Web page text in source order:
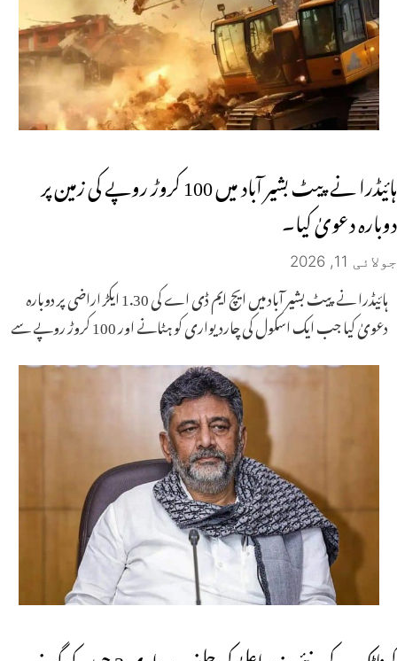
ہائیڈرا نے پیٹ بشیر آباد میں 100 کروڑ روپے کی زمین پر
دوبارہ دعویٰ کیا۔
جولائی 11, 2026
ہائیڈرا نے پیٹ بشیر آباد میں ایچ ایم ڈی اے کی 1.30 ایکڑ اراضی پر دوبارہ
دعویٰ کیا جب ایک اسکول کی چاردیواری کو ہٹانے اور 100 کروڑ روپے سے